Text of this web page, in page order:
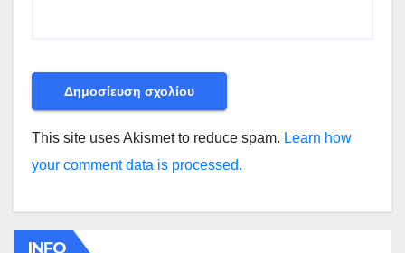
This site uses Akismet to reduce spam. Learn how
your comment data is processed.
INFO